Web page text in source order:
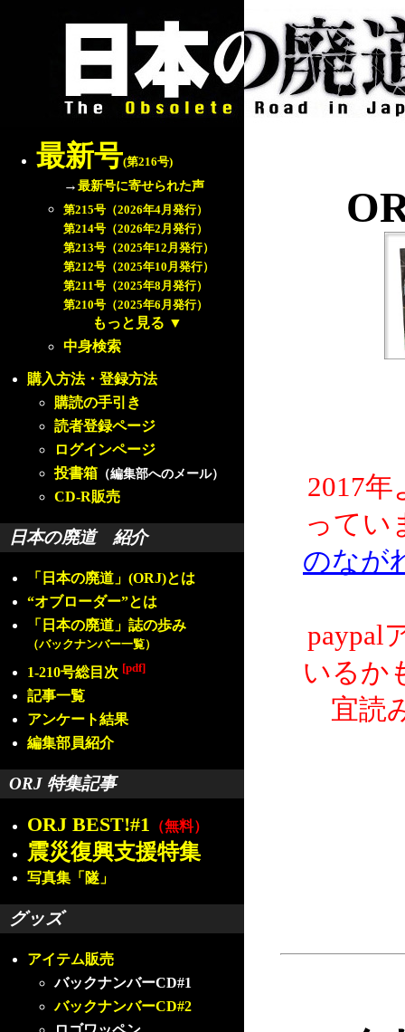
最新号(第216号)
→最新号に寄せられた声
第215号（2026年4月発行）
第214号（2026年2月発行）
第213号（2025年12月発行）
第212号（2025年10月発行）
第211号（2025年8月発行）
第210号（2025年6月発行）
もっと見る ▼
中身検索
購入方法・登録方法
購読の手引き
読者登録ページ
ログインページ
投書箱 （編集部へのメール）
CD-R販売
日本の廃道 紹介
「日本の廃道」(ORJ)とは
“オブローダー”とは
「日本の廃道」誌の歩み
（バックナンバー一覧）
1-210号総目次 [pdf]
記事一覧
アンケート結果
編集部員紹介
ORJ 特集記事
ORJ BEST!#1 （無料）
震災復興支援特集
写真集「隧」
グッズ
アイテム販売
バックナンバーCD#1
バックナンバーCD#2
2017
ってい
のなが
paypal
いるか
宜読